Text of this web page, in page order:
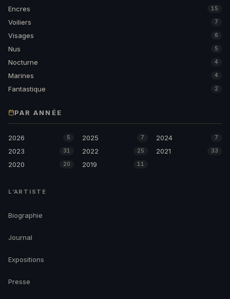
Encres 15
Voiliers 7
Visages 6
Nus 5
Nocturne 4
Marines 4
Fantastique 2
PAR ANNÉE
2026 5 2025 7 2024 7
2023 31 2022 25 2021 33
2020 20 2019 11
L’ARTISTE
Biographie
Journal
Expositions
Presse